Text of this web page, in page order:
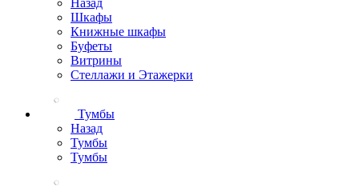
Назад
Шкафы
Книжные шкафы
Буфеты
Витрины
Стеллажи и Этажерки
Тумбы
Назад
Тумбы
Тумбы